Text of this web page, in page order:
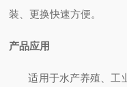
装、更换快速方便。
产品应用
适用于水产养殖、工